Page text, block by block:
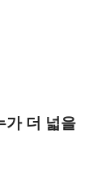
가 더 넓을